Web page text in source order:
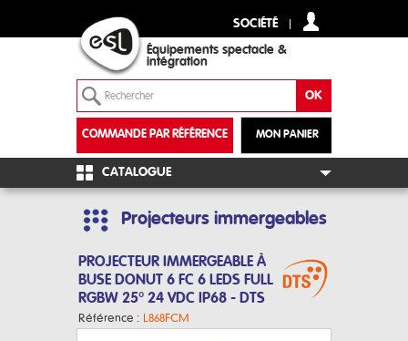
SOCIÉTÉ
Équipements spectacle &
intégration
MON PANIER
COMMANDE PAR RÉFÉRENCE
+
CATALOGUE
Projecteurs immergeables
PROJECTEUR IMMERGEABLE À
BUSE DONUT 6 FC 6 LEDS FULL
RGBW 25° 24 VDC IP68 - DTS
Référence : L868FCM